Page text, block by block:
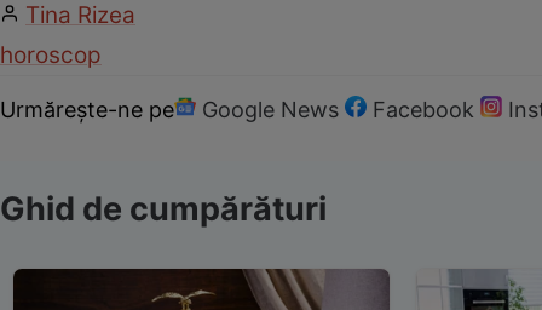
Tina Rizea
horoscop
Urmărește-ne pe Google News Facebook
Ghid de cumpărături